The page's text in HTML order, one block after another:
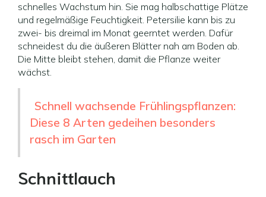
schnelles Wachstum hin. Sie mag halbschattige Plätze
und regelmäßige Feuchtigkeit. Petersilie kann bis zu
zwei- bis dreimal im Monat geerntet werden. Dafür
schneidest du die äußeren Blätter nah am Boden ab.
Die Mitte bleibt stehen, damit die Pflanze weiter
wächst.
Schnell wachsende Frühlingspflanzen:
Diese 8 Arten gedeihen besonders
rasch im Garten
Schnittlauch